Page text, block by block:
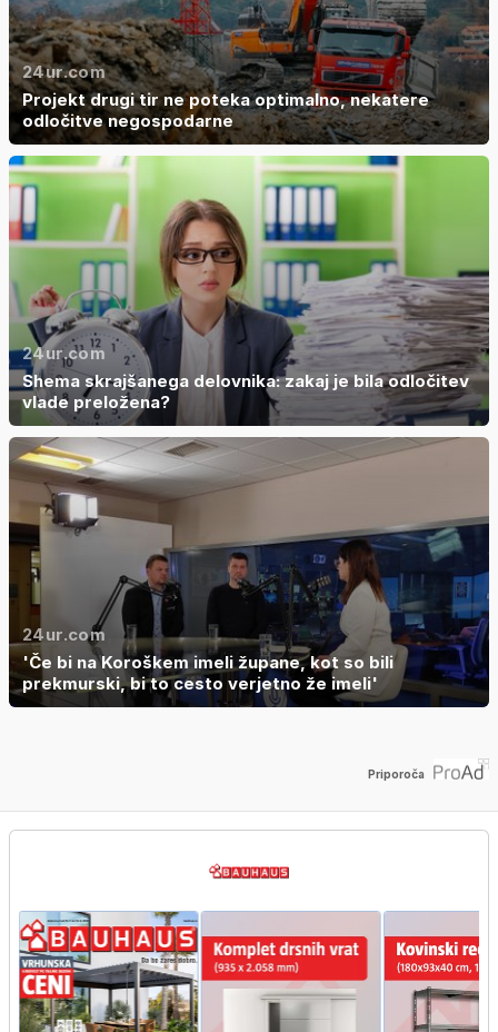
24ur.com
Projekt drugi tir ne poteka optimalno, nekatere
odločitve negospodarne
24ur.com
Shema skrajšanega delovnika: zakaj je bila odločitev
vlade preložena?
24ur.com
'Če bi na Koroškem imeli župane, kot so bili
prekmurski, bi to cesto verjetno že imeli'
Priporoča